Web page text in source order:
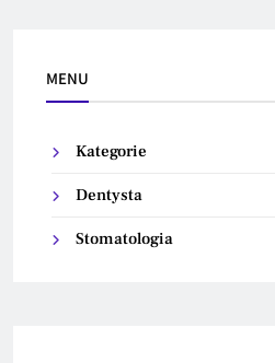
MENU
Kategorie
Dentysta
Stomatologia